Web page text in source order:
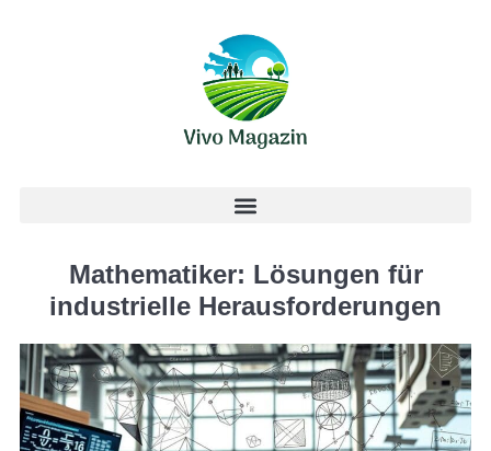
Mathematiker: Lösungen für
industrielle Herausforderungen